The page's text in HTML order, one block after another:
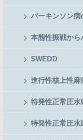
パーキンソン病
本態性振戦から
SWEDD
進行性核上性麻
特発性正常圧水
特発性正常圧水